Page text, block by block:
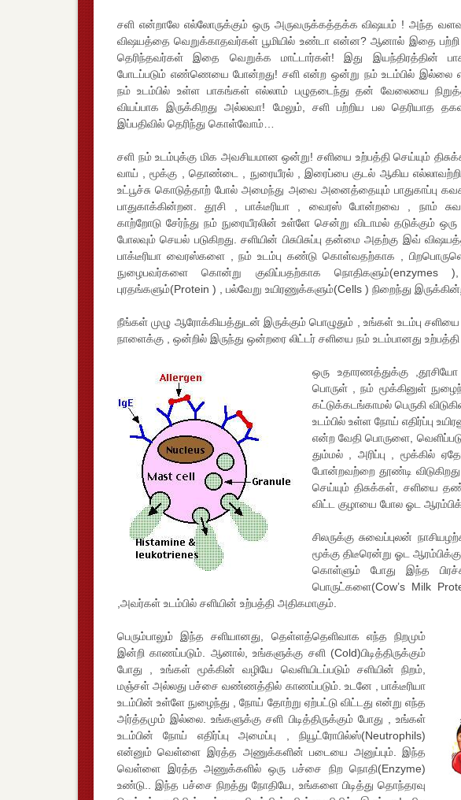
சளி என்றாலே எல்லோருக்கும் ஒரு அருவருக்கத்தக்க விஷயம் ! அந்த
விஷயத்தை வெறுக்காதவர்கள் பூமியில் உண்டா என்ன? ஆனால் இதை பற்றி
தெரிந்தவர்கள் இதை வெறுக்க மாட்டார்கள்! இது இயந்திரத்தின்
போடப்படும் எண்ணெயை போன்றது! சளி என்ற ஒன்று நம் உடம்பில் இல்லை
நம் உடம்பில் உள்ள பாகங்கள் எல்லாம் பழுதடைந்து தன் வேலையை
வியப்பாக இருக்கிறது அல்லவா! மேலும், சளி பற்றிய பல தெரியாத
இப்பதிவில் தெரிந்து கொள்வோம்…
சளி நம் உடம்புக்கு மிக அவசியமான ஒன்று! சளியை உற்பத்தி செய்யும்
வாய் , மூக்கு , தொண்டை , நுரையீரல் , இரைப்பை குடல் ஆகிய
உட்பூச்சு கொடுத்தாற் போல் அமைந்து அவை அனைத்தையும் பாதுகாப்பு
பாதுகாக்கின்றன. தூசி , பாக்டீரியா , வைரஸ் போன்றவை , நாம்
காற்றோடு சேர்ந்து நம் நுரையீரலின் உள்ளே சென்று விடாமல் தடுக்கும் ஒரு
போலவும் செயல் படுகிறது. சளியின் பிசுபிசுப்பு தன்மை அதற்கு இவ்
பாக்டீரியா வைரஸ்களை , நம் உடம்பு கண்டு கொள்வதற்காக ,
நுழைபவர்களை கொன்று குவிப்பதற்காக நொதிகளும்(enzymes ),
புரதங்களும்(Protein ) , பல்வேறு உயிரணுக்களும்(Cells ) நிறைந்து
நீங்கள் முழு ஆரோக்கியத்துடன் இருக்கும் பொழுதும் , உங்கள் உடம்பு
நாளைக்கு , ஒன்றில் இருந்து ஒன்றரை லிட்டர் சளியை நம் உடம்பானது உற்பத்தி
ஒரு உதாரணத்துக்கு
பொருள் , நம் மூக்கினுள்
கட்டுக்கடங்காமல் பெருகி
உடம்பில் உள்ள நோய் எதிர்ப்பு
என்ற வேதி பொருளை,
தும்மல் , அரிப்பு , மூக்கில்
போன்றவற்றை தூண்டி
செய்யும் திசுக்கள், சளியை
விட்ட குழாயை போல ஓட
சிலருக்கு சுவைப்புலன்
மூக்கு திடீரென்று ஓட
கொள்ளும் போது இந்த
பொருட்களை(Cow’s Milk
,அவர்கள் உடம்பில் சளியின் உற்பத்தி அதிகமாகும்.
பெரும்பாலும் இந்த சளியானது, தெள்ளத்தெளிவாக எந்த நிறமும்
இன்றி காணப்படும். ஆனால், உங்களுக்கு சளி (Cold)பிடித்திருக்கும்
போது , உங்கள் மூக்கின் வழியே வெளியிடப்படும் சளியின் நிறம்,
மஞ்சள் அல்லது பச்சை வண்ணத்தில் காணப்படும். உடனே , பாக்டீரியா
உடம்பின் உள்ளே நுழைந்து , நோய் தோற்று ஏற்பட்டு விட்டது என்று எந்த
அர்த்தமும் இல்லை. உங்களுக்கு சளி பிடித்திருக்கும் போது , உங்கள்
உடம்பின் நோய் எதிர்ப்பு அமைப்பு , நியூட்ரோபில்ஸ்(Neutrophils)
என்னும் வெள்ளை இரத்த அணுக்களின் படையை அனுப்பும். இந்த
வெள்ளை இரத்த அணுக்களில் ஒரு பச்சை நிற நொதி(Enzyme)
உண்டு.. இந்த பச்சை நிறத்து நோதியே, உங்களை பிடித்து தொந்தரவு